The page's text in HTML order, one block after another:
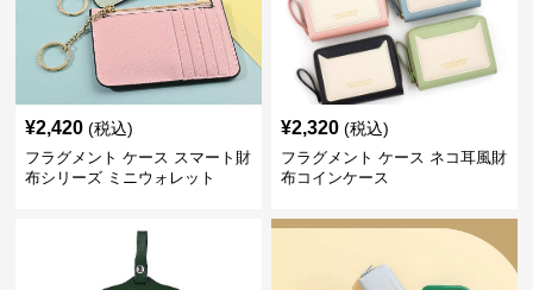
¥2,420 (税込)
フラグメント ケース スマート財
布シリーズ ミニウォレット
¥2,320 (税込)
フラグメント ケース ネコ耳風財
布コインケース